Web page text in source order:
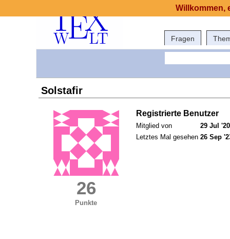
Fragen
Solstafir
26
Punkte
Registrierte Benutzer
Mitglied von
29 Jul
Letztes Mal gesehen 26 Sep
Willkommen,